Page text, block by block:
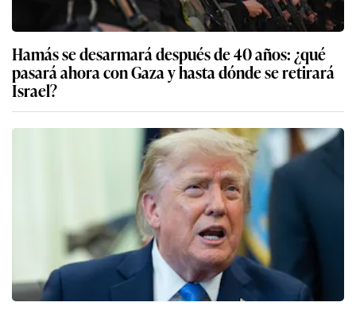
Hamás se desarmará después de 40 años: ¿qué
pasará ahora con Gaza y hasta dónde se retirará
Israel?